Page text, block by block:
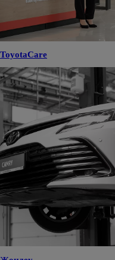
ToyotaCare